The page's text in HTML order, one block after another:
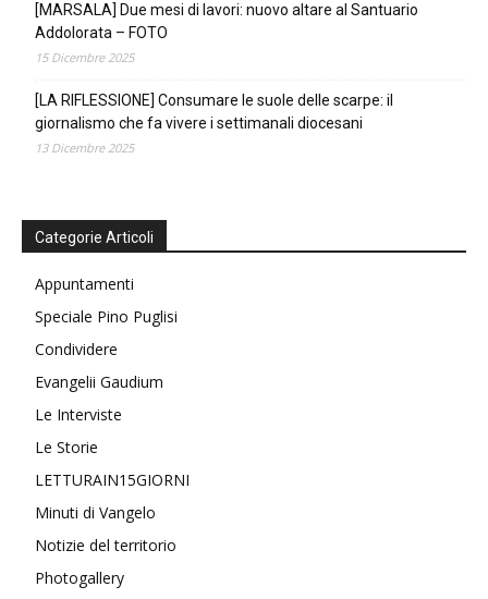
[MARSALA] Due mesi di lavori: nuovo altare al Santuario
Addolorata – FOTO
15 Dicembre 2025
[LA RIFLESSIONE] Consumare le suole delle scarpe: il
giornalismo che fa vivere i settimanali diocesani
13 Dicembre 2025
Categorie Articoli
Appuntamenti
Speciale Pino Puglisi
Condividere
Evangelii Gaudium
Le Interviste
Le Storie
LETTURAIN15GIORNI
Minuti di Vangelo
Notizie del territorio
Photogallery